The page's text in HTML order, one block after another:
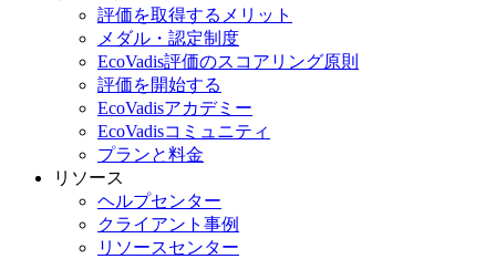
評価を取得するメリット
メダル・認定制度
EcoVadis評価のスコアリング原則
評価を開始する
EcoVadisアカデミー
EcoVadisコミュニティ
プランと料金
リソース
ヘルプセンター
クライアント事例
リソースセンター